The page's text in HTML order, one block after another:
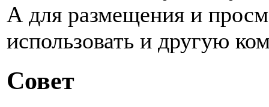
А для размещения и
использовать и другую
Совет